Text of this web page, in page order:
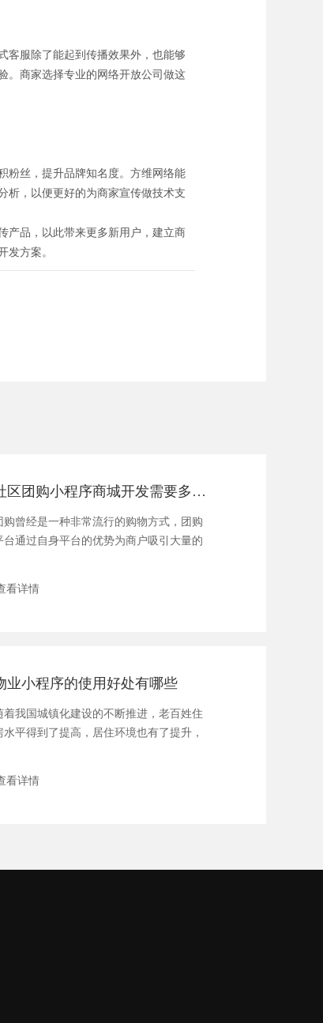
客服除了能起到传播效果外，也能够
。商家选择专业的网络开放公司做这
粉丝，提升品牌知名度。方维网络能
析，以便更好的为商家宣传做技术支
产品，以此带来更多新用户，建立商
发方案。
社区团购小程序商城开发需要多少钱，社区团购特点是什么
购曾经是一种非常流行的购物方式，团购
台通过自身平台的优势为商户吸引大量的
看详情
业小程序的使用好处有哪些
着我国城镇化建设的不断推进，老百姓住
水平得到了提高，居住环境也有了提升，
看详情